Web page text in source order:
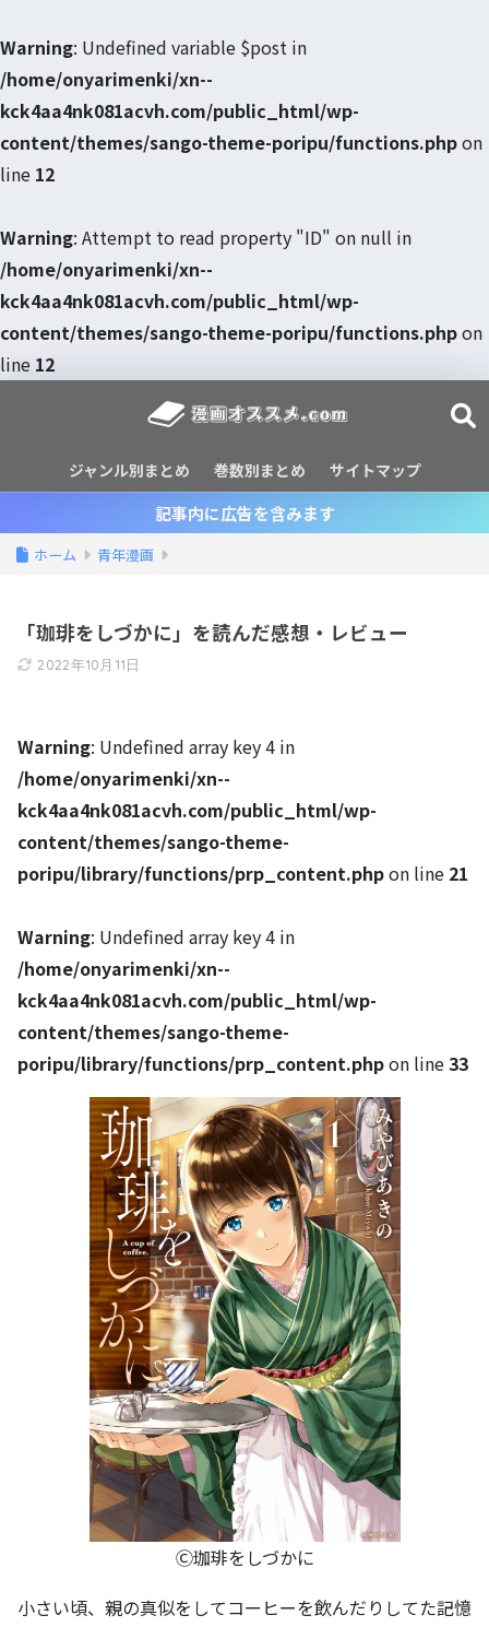
Warning: Undefined variable $post in
/home/onyarimenki/xn--
kck4aa4nk081acvh.com/public_html/wp-
content/themes/sango-theme-poripu/functions.phpon
line 12
Warning: Attempt to read property "ID" on null in
/home/onyarimenki/xn--
kck4aa4nk081acvh.com/public_html/wp-
content/themes/sango-theme-poripu/functions.phpon
line 12
ジャンル別まとめ 巻数別まとめ サイトマップ
記事内に広告を含みます
ホーム 青年漫画
「珈琲をしづかに」を読んだ感想・レビュー
2022年10月11日
Warning: Undefined array key 4 in
/home/onyarimenki/xn--
kck4aa4nk081acvh.com/public_html/wp-
content/themes/sango-theme-
poripu/library/functions/prp_content.phpon line 21
Warning: Undefined array key 4 in
/home/onyarimenki/xn--
kck4aa4nk081acvh.com/public_html/wp-
content/themes/sango-theme-
poripu/library/functions/prp_content.phpon line33
Ⓒ珈琲をしづかに
小さい頃、親の真似をしてコーヒーを飲んだりしてた記憶